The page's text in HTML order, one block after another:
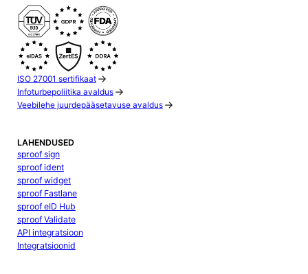
ISO 27001 sertifikaat
Infoturbepoliitika avaldus
Veebilehe juurdepääsetavuse avaldus
LAHENDUSED
sproof sign
sproof ident
sproof widget
sproof Fastlane
sproof eID Hub
sproof Validate
API integratsioon
Integratsioonid